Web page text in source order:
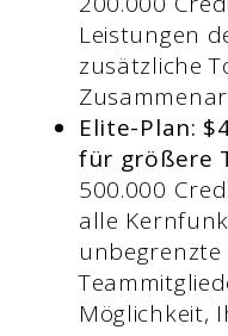
Leistungen
zusätzliche
Elite-Plan:
für größere
500.000
alle
unbegrenzte
Möglichkeit,